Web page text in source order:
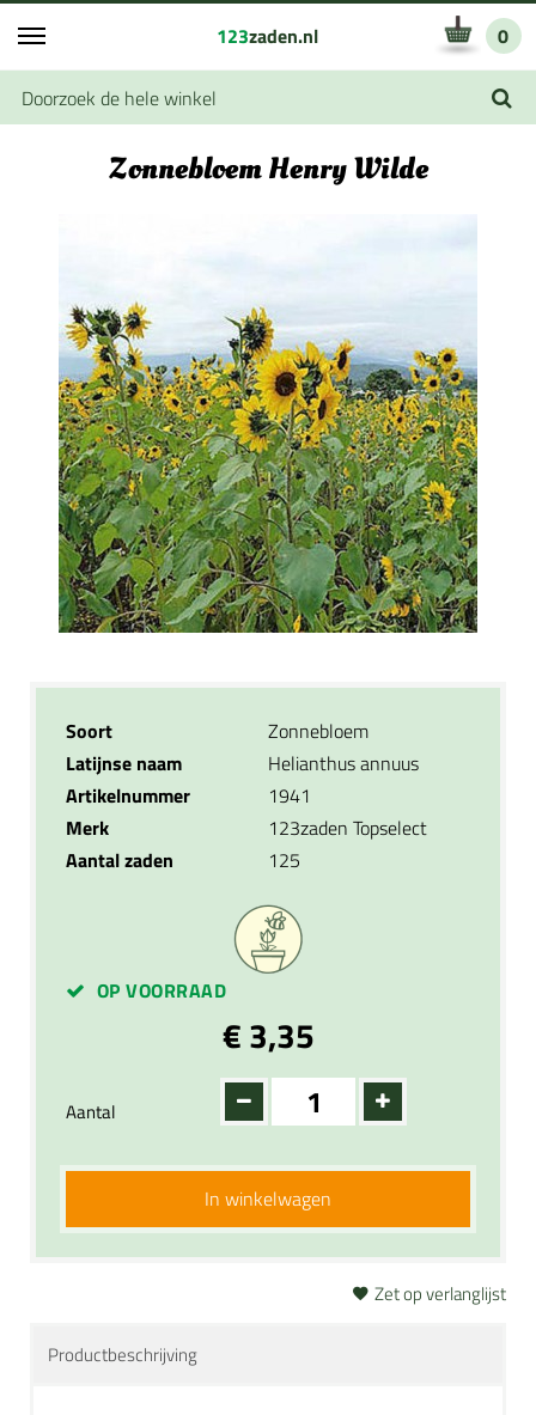
123zaden.nl 0
Zonnebloem Henry Wilde
Soort
Zonnebloem
Latijnse naam
Helianthus annuus
Artikelnummer
1941
Merk
123zaden Topselect
Aantal zaden
125
OP VOORRAAD
€ 3,35
Aantal
In winkelwagen
Zet op verlanglijst
Productbeschrijving